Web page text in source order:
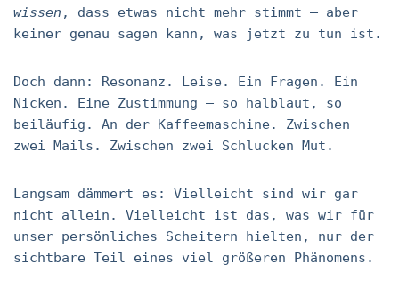
wissen , dass etwas nicht mehr stimmt – aber
keiner genau sagen kann, was jetzt zu tun ist.
Doch dann: Resonanz. Leise. Ein Fragen. Ein
Nicken. Eine Zustimmung – so halblaut, so
beiläufig. An der Kaffeemaschine. Zwischen
zwei Mails. Zwischen zwei Schlucken Mut.
Langsam dämmert es: Vielleicht sind wir gar
nicht allein. Vielleicht ist das, was wir für
unser persönliches Scheitern hielten, nur der
sichtbare Teil eines viel größeren Phänomens.